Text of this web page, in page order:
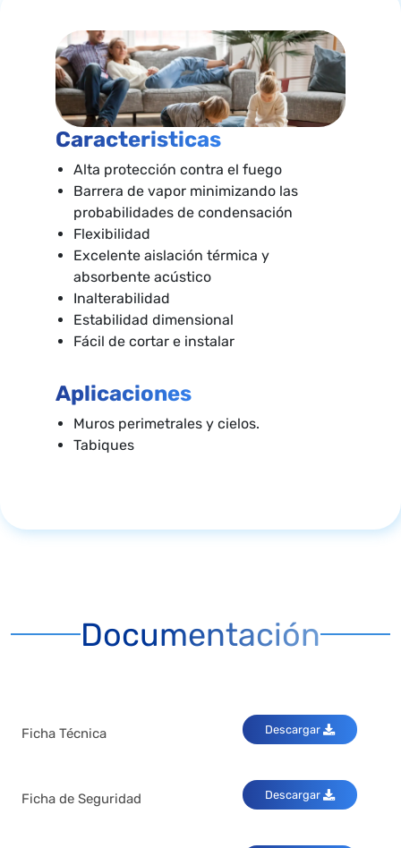
Caracteristicas
Alta protección contra el fuego
Barrera de vapor minimizando las
probabilidades de condensación
Flexibilidad
Excelente aislación térmica y
absorbente acústico
Inalterabilidad
Estabilidad dimensional
Fácil de cortar e instalar
Aplicaciones
Muros perimetrales y cielos.
Tabiques
Documentación
Ficha Técnica Descargar
Ficha de Seguridad Descargar